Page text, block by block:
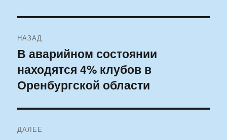
по
записям
НАЗАД
Предыдущая
запись:
В аварийном состоянии
находятся 4% клубов в
Оренбургской области
ДАЛЕЕ